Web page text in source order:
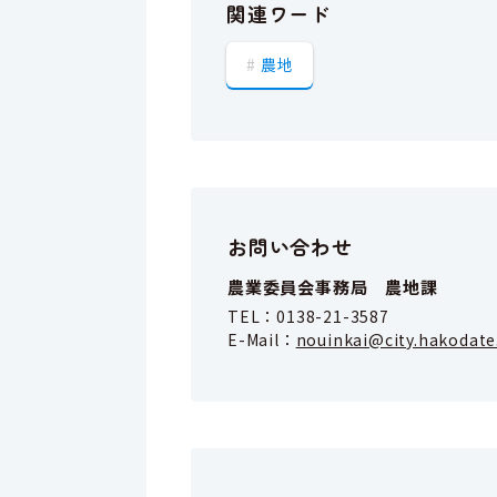
関連ワード
農地
お問い合わせ
農業委員会事務局 農地課
TEL：0138-21-3587
E-Mail：